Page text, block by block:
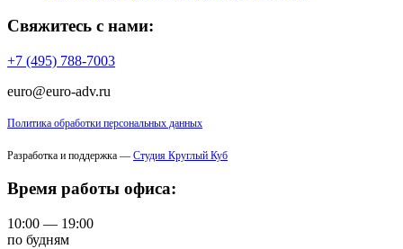
Свяжитесь с нами:
+7 (495) 788-7003
euro@euro-adv.ru
Политика обработки персональных данных
Разработка и поддержка — Студия Круглый Куб
Время работы офиса:
10:00 — 19:00
по будням